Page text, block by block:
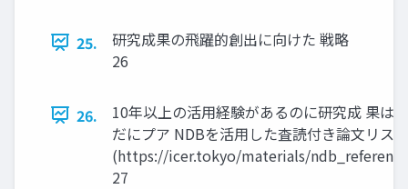
25.
研究成果の飛躍的創出に向けた 戦略
26
26.
10年以上の活用経験があるのに研究成 果は
だにプア NDBを活用した査読付き論文リスト
(https://icer.tokyo/materials/
27